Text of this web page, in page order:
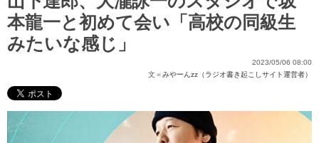
本龍一と初めて会い「高校の同級生
みたいな感じ」
2023/05/06 08:00
文＝みやーんzz（ラジオ書き起こしサイト運営者）